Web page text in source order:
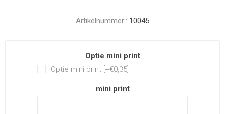
Artikelnummer:: 10045
Optie mini print
Optie mini print [+€0,35]
mini print